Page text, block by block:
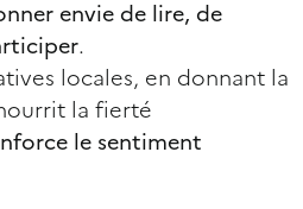
envie de lire, de
.
locales, en donnant la
la fierté
le sentiment